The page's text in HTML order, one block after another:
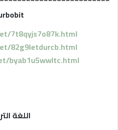
7t8qyjs7o87k.html
82g9letdurcb.html
byab1u5wwltc.html
اللغة